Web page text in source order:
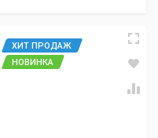
ХИТ ПРОДАЖ
НОВИНКА